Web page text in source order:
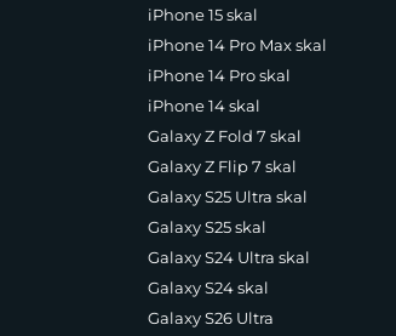
iPhone 15 skal
iPhone 14 Pro Max skal
iPhone 14 Pro skal
iPhone 14 skal
Galaxy Z Fold 7 skal
Galaxy Z Flip 7 skal
Galaxy S25 Ultra skal
Galaxy S25 skal
Galaxy S24 Ultra skal
Galaxy S24 skal
Galaxy S26 Ultra